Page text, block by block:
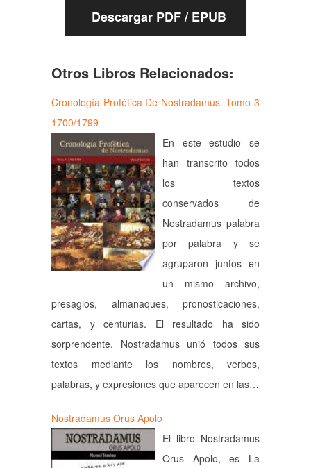
Descargar PDF / EPUB
Otros Libros Relacionados:
Cronología Profética De Nostradamus. Tomo 3
1700/1799
En este estudio se
han transcrito todos
los textos
conservados de
Nostradamus palabra
por palabra y se
agruparon juntos en
un mismo archivo,
presagios, almanaques, pronosticaciones,
cartas, y centurias. El resultado ha sido
sorprendente. Nostradamus unió todos sus
textos mediante los nombres, verbos,
palabras, y expresiones que aparecen en las…
Nostradamus Orus Apolo
El libro Nostradamus
Orus Apolo, es La